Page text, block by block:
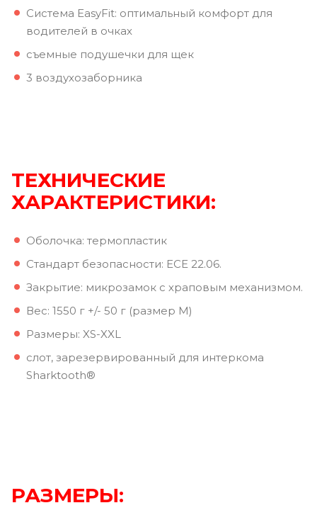
Система EasyFit: оптимальный комфорт для
водителей в очках
съемные подушечки для щек
3 воздухозаборника
ТЕХНИЧЕСКИЕ
ХАРАКТЕРИСТИКИ:
Оболочка: термопластик
Стандарт безопасности: ECE 22.06.
Закрытие: микрозамок с храповым механизмом.
Вес: 1550 г +/- 50 г (размер M)
Размеры: XS-XXL
слот, зарезервированный для интеркома
Sharktooth®
РАЗМЕРЫ: